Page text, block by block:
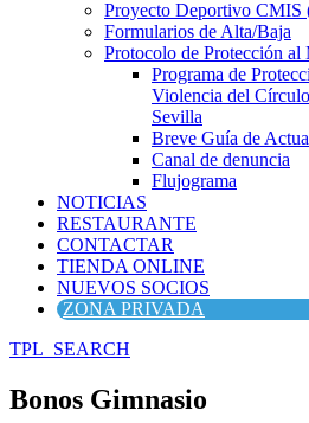
Proyecto Deportivo CMIS
Formularios de Alta/Baja
Protocolo de Protección al
Programa de
Violencia del
Sevilla
Breve Guía de
Canal de denuncia
Flujograma
NOTICIAS
RESTAURANTE
CONTACTAR
TIENDA ONLINE
NUEVOS SOCIOS
ZONA PRIVADA
TPL_SEARCH
Bonos Gimnasio